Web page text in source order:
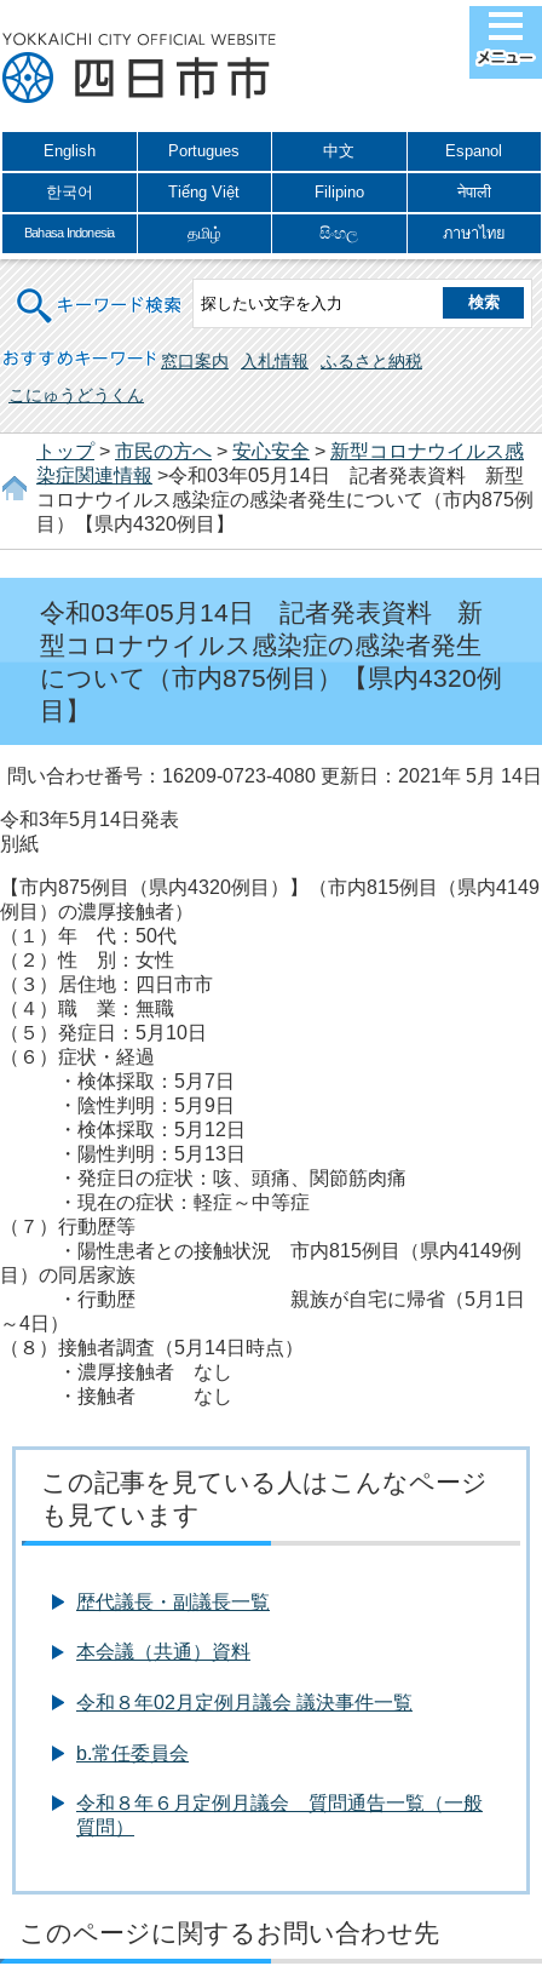
English Portugues 中文 Espanol
한국어 Tiếng Việt Filipino नेपाली
Bahasa Indonesia தமிழ் සිංහල ภาษาไทย
キーワード検索
おすすめキーワード 窓口案内 入札情報
ふるさと納税
こにゅうどうくん
トップ> 市民の方へ > 安心安全 > 新型コロナウイルス感
染症関連情報 >令和03年05月14日 記者発表資料 新型
コロナウイルス感染症の感染者発生について（市内875例
目）【県内4320例目】
令和03年05月14日 記者発表資料 新
型コロナウイルス感染症の感染者発生
について（市内875例目）【県内4320例
目】
問い合わせ番号：16209-0723-4080 更新日：2021年 5月 14日
令和3年5月14日発表
別紙
【市内875例目（県内4320例目）】（市内815例目（県内4149
例目）の濃厚接触者）
（１）年 代：50代
（２）性 別：女性
（３）居住地：四日市市
（４）職 業：無職
（５）発症日：5月10日
（６）症状・経過
・検体採取：5月7日
・陰性判明：5月9日
・検体採取：5月12日
・陽性判明：5月13日
・発症日の症状：咳、頭痛、関節筋肉痛
・現在の症状：軽症～中等症
（７）行動歴等
・陽性患者との接触状況 市内815例目（県内4149例
目）の同居家族
・行動歴 親族が自宅に帰省（5月1日
～4日）
（８）接触者調査（5月14日時点）
・濃厚接触者 なし
・接触者 なし
この記事を見ている人はこんなページ
も見ています
歴代議長・副議長一覧
本会議（共通）資料
令和８年02月定例月議会 議決事件一覧
b.常任委員会
令和８年６月定例月議会 質問通告一覧（一般
質問）
このページに関するお問い合わせ先